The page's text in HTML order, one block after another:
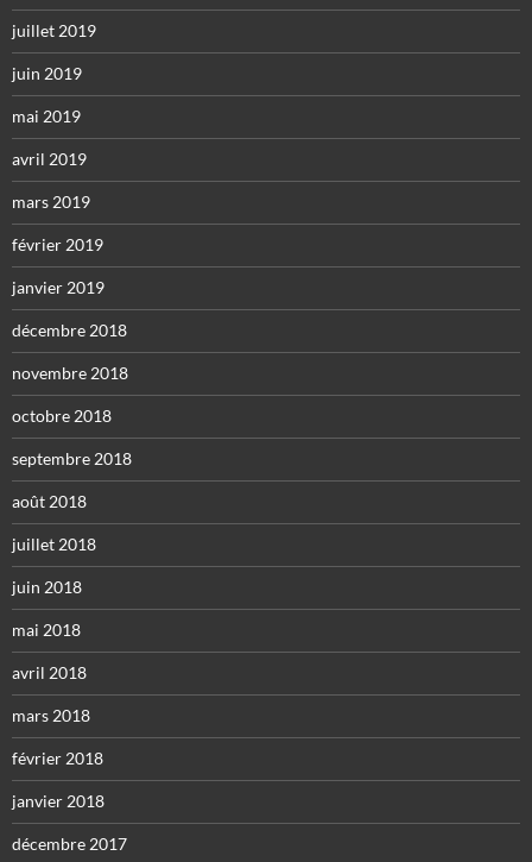
juillet 2019
juin 2019
mai 2019
avril 2019
mars 2019
février 2019
janvier 2019
décembre 2018
novembre 2018
octobre 2018
septembre 2018
août 2018
juillet 2018
juin 2018
mai 2018
avril 2018
mars 2018
février 2018
janvier 2018
décembre 2017